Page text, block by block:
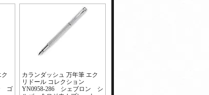
ゴ
カランダッシュ 万年筆 エク
リドール コレクション
YN0958-286 シェブロン シ